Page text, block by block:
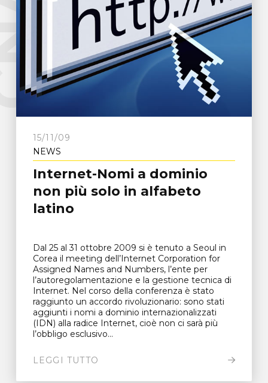
15/11/09
NEWS
Internet-Nomi a dominio
non più solo in alfabeto
latino
Dal 25 al 31 ottobre 2009 si è tenuto a Seoul in
Corea il meeting dell’Internet Corporation for
Assigned Names and Numbers, l’ente per
l’autoregolamentazione e la gestione tecnica di
Internet. Nel corso della conferenza è stato
raggiunto un accordo rivoluzionario: sono stati
aggiunti i nomi a dominio internazionalizzati
(IDN) alla radice Internet, cioè non ci sarà più
l’obbligo esclusivo...
LEGGI TUTTO